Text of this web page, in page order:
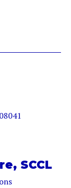
SCCL